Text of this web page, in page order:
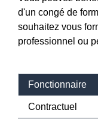
d'un congé de
souhaitez vous
professionnel ou
Fonctionnaire
Contractuel